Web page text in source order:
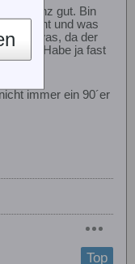
ganz gut. Bin
geht und was
etwas, da der
die Habe ja fast
immer ein 90´er
Top